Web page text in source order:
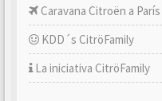
Caravana Citroën a París
KDD´s CitröFamily
La iniciativa CitröFamily